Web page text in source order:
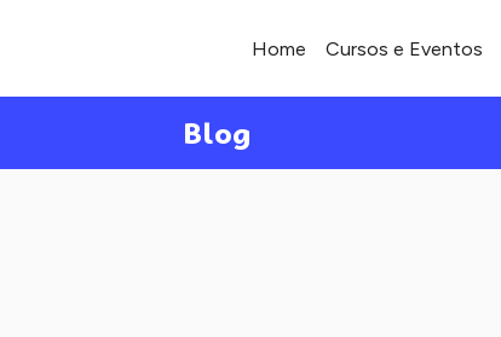
Home Cursos e Eventos
Blog